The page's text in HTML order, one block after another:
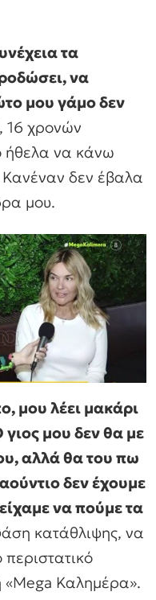
τα
να
μου γάμο δεν
, 16 χρονών
ήθελα να κάνω
δεν έβαλα
μου.
μου λέει μακάρι
μου δεν θα με
αλλά θα του πω
δεν έχουμε
να πούμε τα
κατάθλιψης, να
«Mega Καλημέρα».